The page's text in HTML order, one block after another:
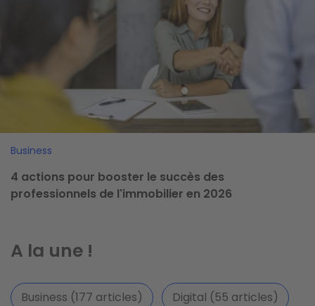
Business
4 actions pour booster le succès des
professionnels de l'immobilier en 2026
A la une !
Business (177 articles) Digital (55 articles)